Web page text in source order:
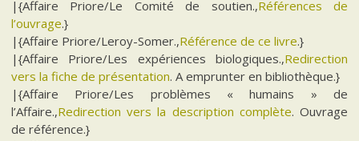
|{Affaire Priore/Le Comité de soutien.,Références de
l’ouvrage.}
|{Affaire Priore/Leroy-Somer.,Référence de ce livre.}
|{Affaire Priore/Les expériences biologiques.,Redirection
vers la fiche de présentation. A emprunter en bibliothèque.}
|{Affaire Priore/Les problèmes « humains » de
l’Affaire.,Redirection vers la description complète. Ouvrage
de référence.}